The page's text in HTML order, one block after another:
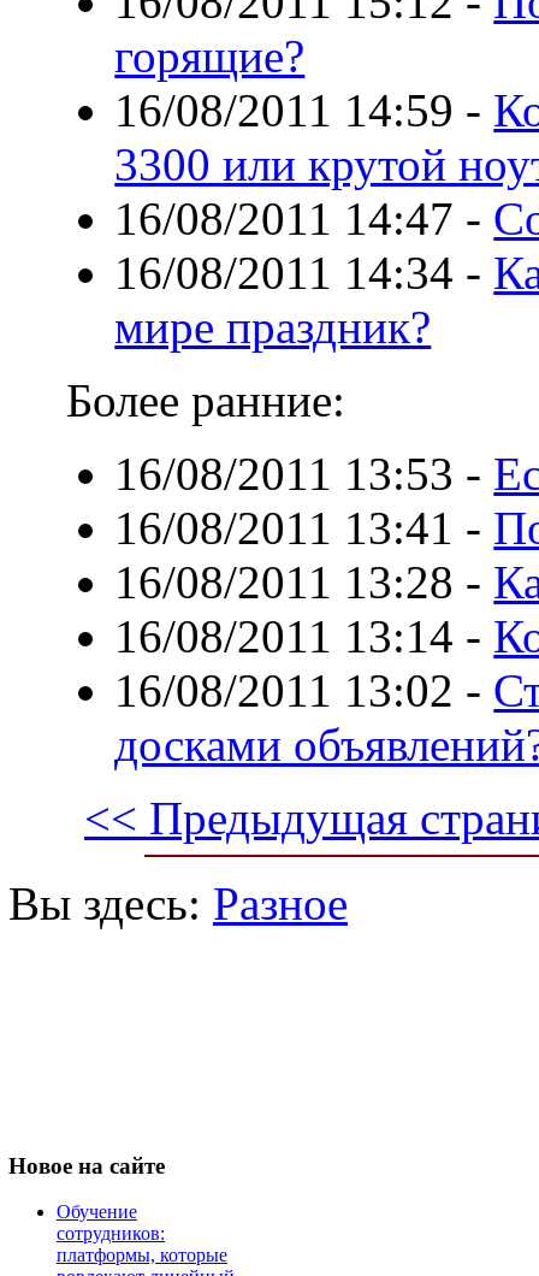
горящие?
16/08/2011 14:59 -
3300 или крутой
16/08/2011 14:47 -
16/08/2011 14:34 -
мире праздник?
Более ранние:
16/08/2011 13:53 -
16/08/2011 13:41 -
16/08/2011 13:28 -
16/08/2011 13:14 -
16/08/2011 13:02 -
досками
<< Предыдущая
Вы здесь: Разное
Новое на сайте
Обучение
сотрудников:
платформы, которые